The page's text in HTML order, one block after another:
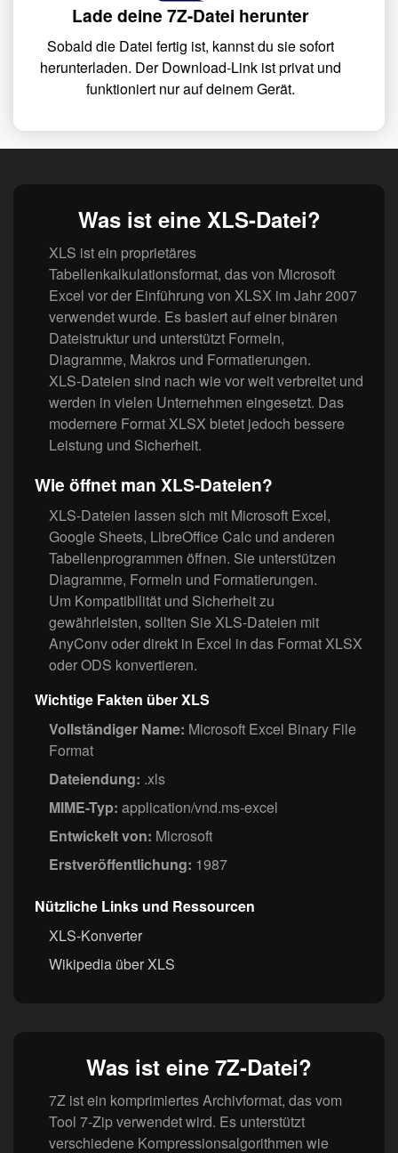
Lade deine 7Z-Datei herunter
Sobald die Datei fertig ist, kannst du sie sofort
herunterladen. Der Download-Link ist privat und
funktioniert nur auf deinem Gerät.
Was ist eine XLS-Datei?
XLS ist ein proprietäres
Tabellenkalkulationsformat, das von Microsoft
Excel vor der Einführung von XLSX im Jahr 2007
verwendet wurde. Es basiert auf einer binären
Dateistruktur und unterstützt Formeln,
Diagramme, Makros und Formatierungen.
XLS-Dateien sind nach wie vor weit verbreitet und
werden in vielen Unternehmen eingesetzt. Das
modernere Format XLSX bietet jedoch bessere
Leistung und Sicherheit.
Wie öffnet man XLS-Dateien?
XLS-Dateien lassen sich mit Microsoft Excel,
Google Sheets, LibreOffice Calc und anderen
Tabellenprogrammen öffnen. Sie unterstützen
Diagramme, Formeln und Formatierungen.
Um Kompatibilität und Sicherheit zu
gewährleisten, sollten Sie XLS-Dateien mit
AnyConv oder direkt in Excel in das Format XLSX
oder ODS konvertieren.
Wichtige Fakten über XLS
Vollständiger Name: Microsoft Excel Binary File
Format
Dateiendung: .xls
MIME-Typ: application/vnd.ms-excel
Entwickelt von: Microsoft
Erstveröffentlichung: 1987
Nützliche Links und Ressourcen
XLS-Konverter
Wikipedia über XLS
Was ist eine 7Z-Datei?
7Z ist ein komprimiertes Archivformat, das vom
Tool 7-Zip verwendet wird. Es unterstützt
verschiedene Kompressionsalgorithmen wie